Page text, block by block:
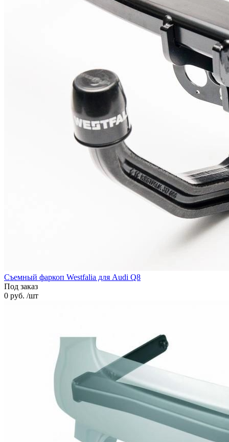
Съемный фаркоп Westfalia для Audi Q8
Под заказ
0 руб. /шт